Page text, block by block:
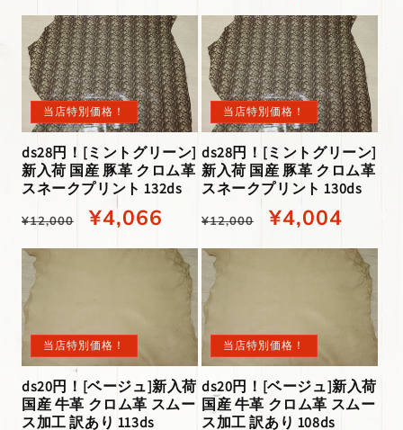
価
格
特
別
価
格
常
価
格
店
特
別
価
格
当店特別価格！
ds28円！[ミントグリーン]
新入荷 国産 豚革 クロム革
スネークプリント 132ds
通
常
価
格
¥12,000
当
店
別
価
格
¥4,066
当店特別価格！
ds28円！[ミントグリーン]
新入荷 国産 豚革 クロム革
スネークプリント 130ds
通
常
価
格
¥12,000
当
店
価
格
¥4,004
当店特別価格！
ds20円！[ベージュ]新入荷
国産 牛革 クロム革 スムー
ス加工 訳あり 113ds
当店特別価格！
ds20円！[ベージュ]新入荷
国産 牛革 クロム革 スムー
ス加工 訳あり 108ds